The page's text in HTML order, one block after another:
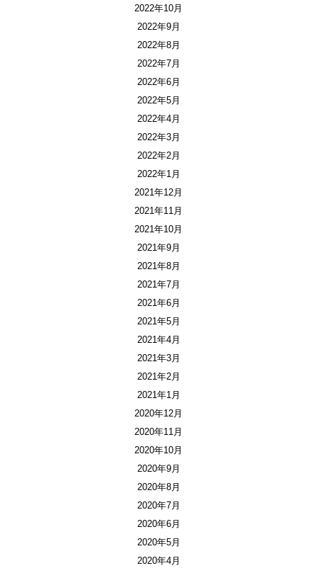
2022年10月
2022年9月
2022年8月
2022年7月
2022年6月
2022年5月
2022年4月
2022年3月
2022年2月
2022年1月
2021年12月
2021年11月
2021年10月
2021年9月
2021年8月
2021年7月
2021年6月
2021年5月
2021年4月
2021年3月
2021年2月
2021年1月
2020年12月
2020年11月
2020年10月
2020年9月
2020年8月
2020年7月
2020年6月
2020年5月
2020年4月